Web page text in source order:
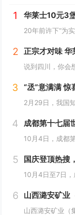
1
2
3 “丞”意满满
4 成都第十七届
5 国庆登顶热搜
6